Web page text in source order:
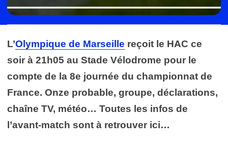
L’Olympique de Marseille reçoit le HAC ce
soir à 21h05 au Stade Vélodrome pour le
compte de la 8e journée du championnat de
France. Onze probable, groupe, déclarations,
chaîne TV, météo… Toutes les infos de
l’avant-match sont à retrouver ici…